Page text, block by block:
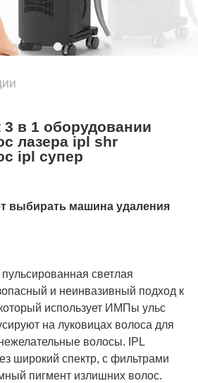
в 1 оборудовании
лазера ipl shr
ipl супер
выбирать машина удаления
светлая
и неинвазивный подход к
использует ИМПы ульс
на луковицах волоса для
волосы. IPL
широкий спектр, с фильтрами
пигмент излишних волос.